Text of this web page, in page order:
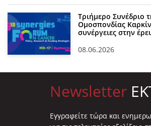
Τριήμερο Συνέδριο
Ομοσπονδίας
συνέργειες στην
08.06.2026
Newsletter
Eγγραφείτε τώρα και